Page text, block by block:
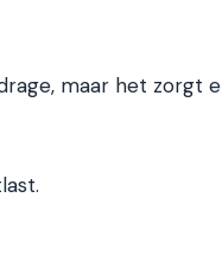
maar het zorgt